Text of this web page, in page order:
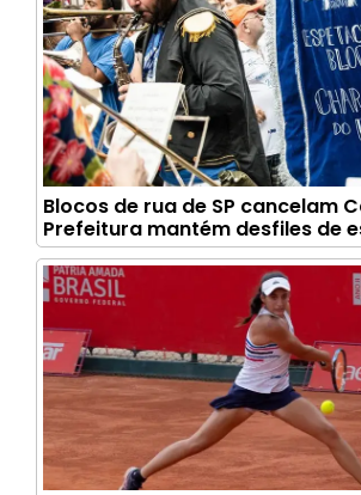
Blocos de rua de SP cancelam
Prefeitura mantém desfiles de